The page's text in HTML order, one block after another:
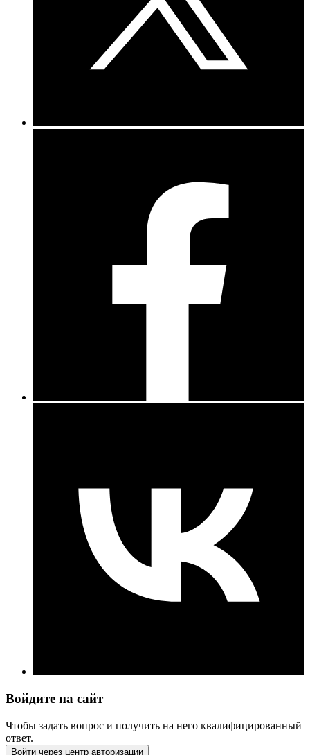
Войдите на сайт
Чтобы задать вопрос и получить на него квалифицированный
ответ.
Войти через центр авторизации